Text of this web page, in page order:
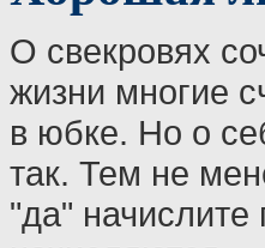
О свекровях
жизни многие
в юбке. Но о
так. Тем не
"да"